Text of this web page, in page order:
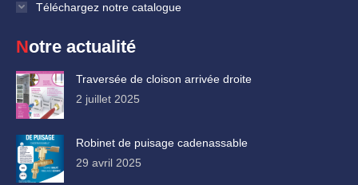
Téléchargez notre catalogue
Notre actualité
Traversée de cloison arrivée droite
2 juillet 2025
Robinet de puisage cadenassable
29 avril 2025